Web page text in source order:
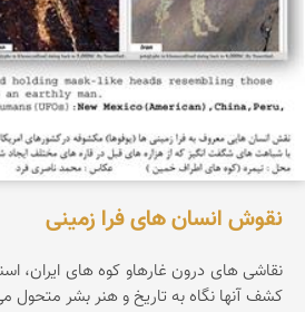
نقوش انسان های فرا زمینی
نقاشی های درون غارهاو کوه های ایران،
کشف آنها نگاه به تاریخ و هنر بشر متحول